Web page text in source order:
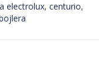
electrolux, centurio,